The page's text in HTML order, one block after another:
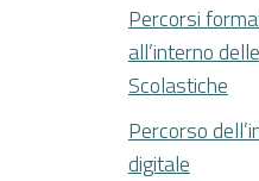
Percorsi
all’interno
Scolastiche
Percorso
digitale